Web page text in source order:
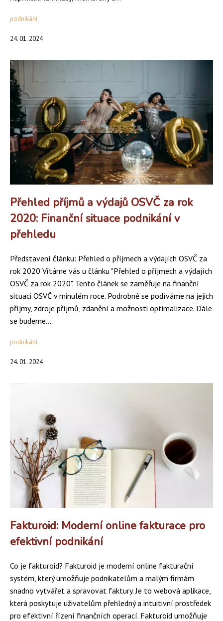
podnikání
24. 01. 2024
Přehled příjmů a výdajů OSVČ za rok
2020: Finanční situace podnikání v
přehledu
Představení článku: Přehled o příjmech a výdajích OSVČ za
rok 2020 Vítáme vás u článku "Přehled o příjmech a výdajích
OSVČ za rok 2020". Tento článek se zaměřuje na finanční
situaci OSVČ v minulém roce. Podrobně se podíváme na jejich
příjmy, zdroje příjmů, zdanění a možnosti optimalizace. Dále
se budeme...
podnikání
24. 01. 2024
Fakturoid: Moderní online fakturace pro
efektivní podnikání
Co je fakturoid? Fakturoid je moderní online fakturační
systém, který umožňuje podnikatelům a malým firmám
snadno vytvářet a spravovat faktury. Je to webová aplikace,
která poskytuje uživatelům přehledný a intuitivní prostředek
pro efektivní řízení finančních operací. Fakturoid umožňuje